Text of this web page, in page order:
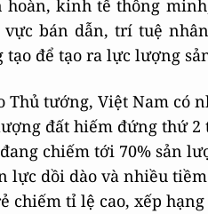
hoàn, kinh tế thông
bán dẫn, trí tuệ
tạo để tạo ra lực lượng
Thủ tướng, Việt Nam có
đất hiếm đứng thứ
chiếm tới 70% sản
lực dồi dào và nhiều
chiếm tỉ lệ cao, xếp